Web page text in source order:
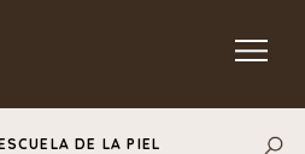
DE LA PIEL